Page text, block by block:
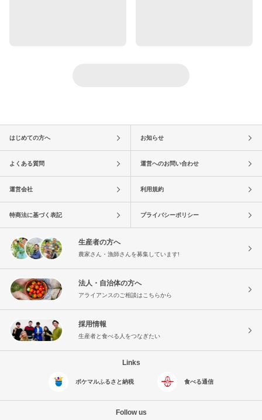
はじめての方へ お知らせ
よくある質問 運営へのお問い合わせ
運営会社 利用規約
特商法に基づく表記 プライバシーポリシー
生産者の方へ
農家さん・漁師さんを募集しています!
法人・自治体の方へ
アライアンスのご相談はこちらから
採用情報
生産者と食べる人をつなぎたい
Links
ポケマルふるさと納税 食べる通信
Follow us